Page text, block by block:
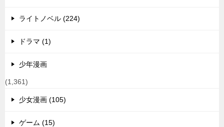
ライトノベル (224)
ドラマ (1)
少年漫画
(1,361)
少女漫画 (105)
ゲーム (15)